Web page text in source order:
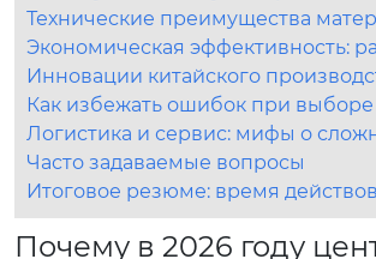
Технические преимущества
Экономическая эффективность:
Инновации китайского
Как избежать ошибок при
Логистика и сервис: мифы о
Часто задаваемые вопросы
Итоговое резюме: время
Почему в 2026 году